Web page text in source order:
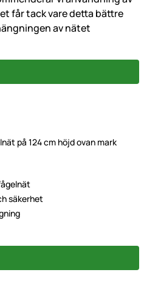
får tack vare detta bättre
av nätet
på 124 cm höjd ovan mark
säkerhet